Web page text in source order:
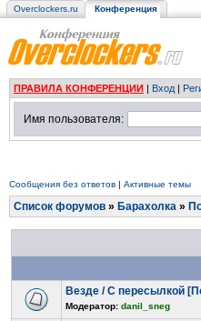
Overclockers.ru Конференция
ПРАВИЛА КОНФЕРЕНЦИИ | Вход |
Имя пользователя:
Сообщения без ответов | Активные темы
Список форумов » Барахолка »
Везде / С пересылкой
Модератор: danil_sneg